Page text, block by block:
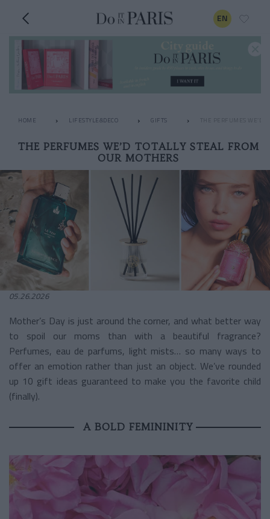
EN
HOME LIFESTYLE&DECO GIFTS THE PERFUMES WE’D
THE PERFUMES WE’D TOTALLY STEAL FROM
OUR MOTHERS
05.26.2026
Mother’s Day is just around the corner, and what better way
to spoil our moms than with a beautiful fragrance?
Perfumes, eau de parfums, light mists… so many ways to
offer an emotion rather than just an object. We’ve rounded
up 10 gift ideas guaranteed to make you the favorite child
(finally).
A BOLD FEMININITY